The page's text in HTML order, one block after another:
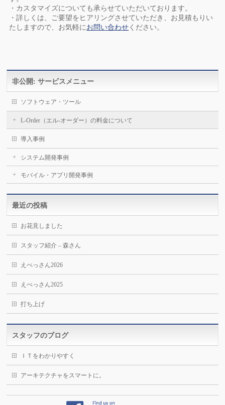
・カスタマイズについても承らせていただいております。
・詳しくは、ご要望をヒアリングさせていただき、お見積もりい
たしますので、 お気軽にお問い合わせください。
非公開: サービスメニュー
ソフトウェア・ツール
L-Order（エル-オーダー）の料金について
導入事例
システム開発事例
モバイル・アプリ開発事例
最近の投稿
お花見しました
スタッフ紹介 – 森さん
えべっさん2026
えべっさん2025
打ち上げ
スタッフのブログ
ＩＴをわかりやすく
アーキテクチャをスマートに。